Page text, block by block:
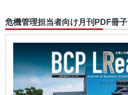
危機管理担当者向け月刊PDF冊子